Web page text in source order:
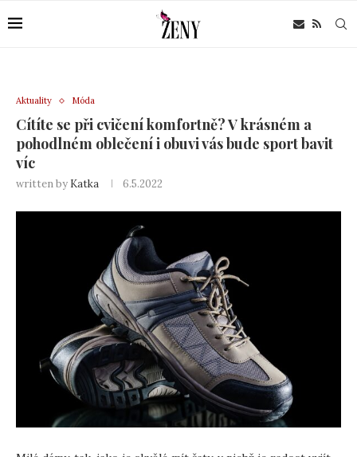
Aktuality Móda
Cítíte se při cvičení komfortně? V krásném a
pohodlném oblečení i obuvi vás bude sport bavit
víc
written by Katka 6.5.2022